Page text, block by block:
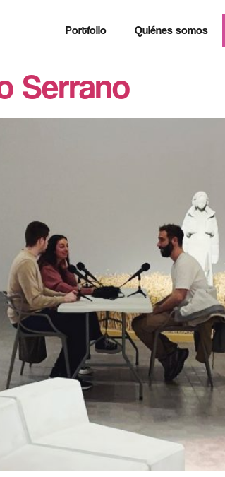
Portfolio Quiénes somos
Serrano